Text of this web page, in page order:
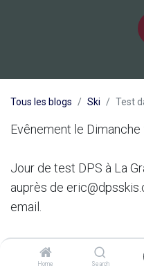
Home Search
Tous les blogs Ski Test
Evênement le
Jour de test DPS à La
auprès de
email.
dansSki